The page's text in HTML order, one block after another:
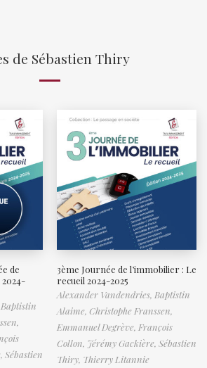
de Sébastien Thiry
de
Baptistin
Sébastien
3ème Journée de l’immobilier : Le
recueil 2024-2025
Alexander Vandendries, Baptistin
Alaime, Christophe Franssen,
Emmanuel Degrève, François
Collon, Jérémy Gackière, Sébastien
Thiry, Thierry Litannie